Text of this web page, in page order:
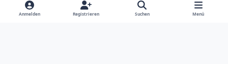
Heller Modus
Dunkler Modus
Systemeinstellung
Anmelden Registrieren Suchen Menü